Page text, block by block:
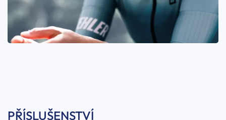
PŘÍSLUŠENSTVÍ